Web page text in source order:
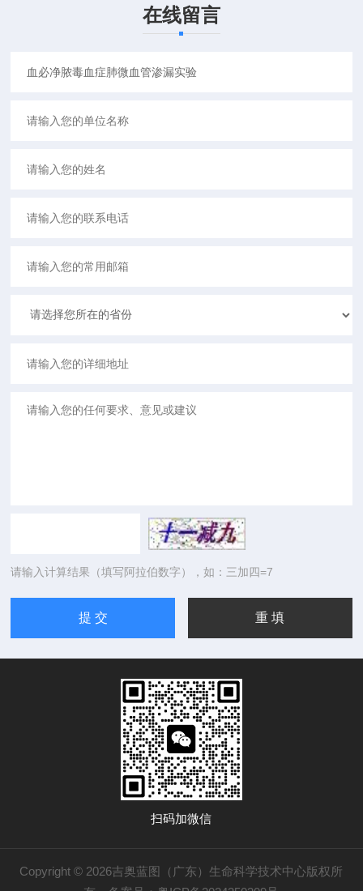
在线留言
请输入计算结果（填写阿拉伯数字），如：三加四=7
扫码加微信
Copyright © 2026吉奥蓝图（广东）生命科学技术中心版权所